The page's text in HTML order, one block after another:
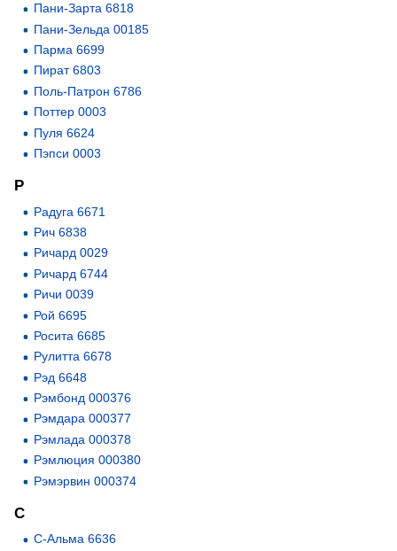
Пани-Зарта 6818
Пани-Зельда 00185
Парма 6699
Пират 6803
Поль-Патрон 6786
Поттер 0003
Пуля 6624
Пэпси 0003
Р
Радуга 6671
Рич 6838
Ричард 0029
Ричард 6744
Ричи 0039
Рой 6695
Росита 6685
Рулитта 6678
Рэд 6648
Рэмбонд 000376
Рэмдара 000377
Рэмлада 000378
Рэмлюция 000380
Рэмэрвин 000374
С
С-Альма 6636